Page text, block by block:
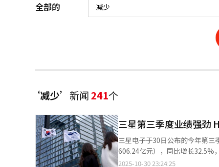
全部的
‘减少’ 新闻 241个
三星第三季度业绩强劲
三星电子于30日公布的今年第
606.24亿元），同比增长32.5%
元）高出16.1%。销售额为
2025-10-30 23:24:25